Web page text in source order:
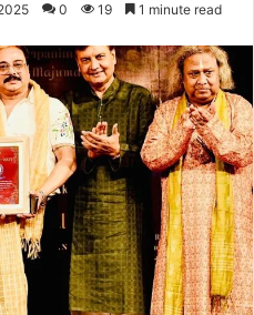
0 19 1 minute read